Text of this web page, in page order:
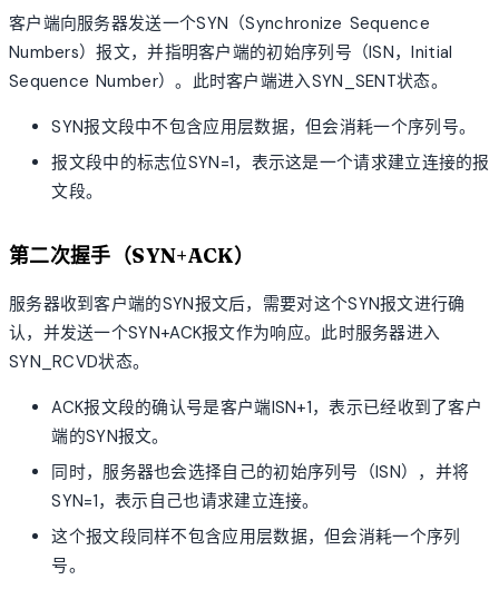
客户端向服务器发送一个SYN（Synchronize Sequence
Numbers）报文，并指明客户端的初始序列号（ISN，Initial
Sequence Number）。此时客户端进入SYN_SENT状态。
SYN报文段中不包含应用层数据，但会消耗一个序列号。
报文段中的标志位SYN=1，表示这是一个请求建立连接的报
文段。
第二次握手（SYN+ACK）
服务器收到客户端的SYN报文后，需要对这个SYN报文进行确
认，并发送一个SYN+ACK报文作为响应。此时服务器进入
SYN_RCVD状态。
ACK报文段的确认号是客户端ISN+1，表示已经收到了客户
端的SYN报文。
同时，服务器也会选择自己的初始序列号（ISN），并将
SYN=1，表示自己也请求建立连接。
这个报文段同样不包含应用层数据，但会消耗一个序列
号。